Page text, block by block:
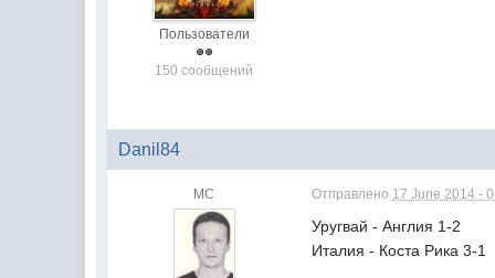
Пользователи
150 сообщений
Danil84
МС Отправлено 17 June 2014 -
Уругвай - Англия 1-2
Италия - Коста Рика 3-1